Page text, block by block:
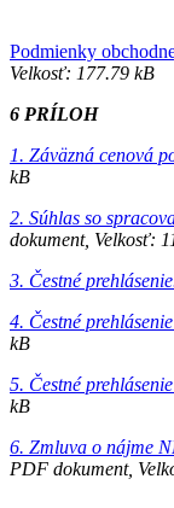
Podmienky
Velkosť: 177.79 kB
6 PRÍLOH
1. Záväzná cenová
kB
2. Súhlas so
dokument, Velkosť:
3. Čestné
4. Čestné
kB
5. Čestné
kB
6. Zmluva o nájme
PDF dokument,